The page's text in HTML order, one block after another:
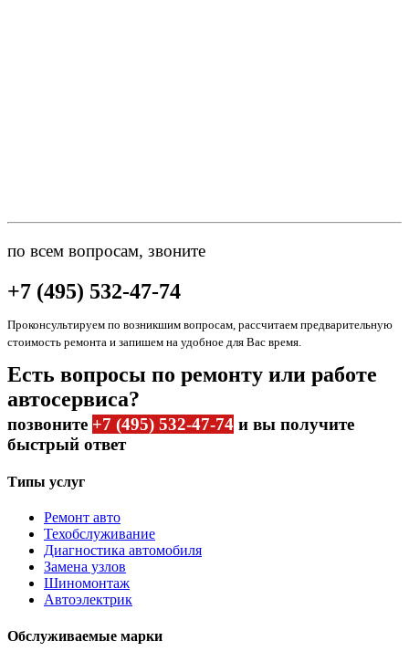
по всем вопросам, звоните
+7 (495) 532-47-74
Проконсультируем по возникшим вопросам, рассчитаем предварительную
стоимость ремонта и запишем на удобное для Вас время.
Есть вопросы по ремонту или работе
автосервиса?
позвоните +7 (495) 532-47-74 и вы получите
быстрый ответ
Типы услуг
Ремонт авто
Техобслуживание
Диагностика автомобиля
Замена узлов
Шиномонтаж
Автоэлектрик
Обслуживаемые марки